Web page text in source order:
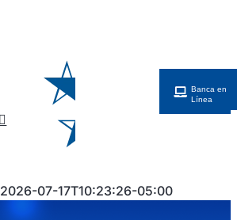
Banca en
Línea
2026-07-17T10:23:26-05:00